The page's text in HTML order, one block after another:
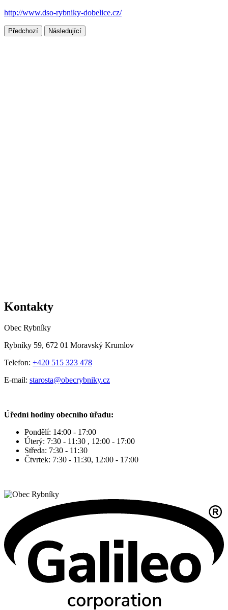
http://www.dso-rybniky-dobelice.cz/
Předchozí Následující
Kontakty
Obec Rybníky
Rybníky 59, 672 01 Moravský Krumlov
Telefon: +420 515 323 478
E-mail: starosta@obecrybniky.cz
Úřední hodiny obecního úřadu:
Pondělí: 14:00 - 17:00
Úterý: 7:30 - 11:30 , 12:00 - 17:00
Středa: 7:30 - 11:30
Čtvrtek: 7:30 - 11:30, 12:00 - 17:00